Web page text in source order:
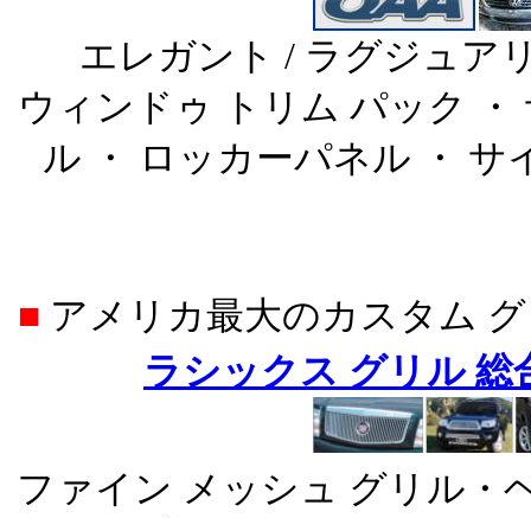
エレガント / ラグジュア
ウィンドゥ トリム パック
ル ・ ロッカーパネル ・ サ
■ アメリカ最大のカスタム
ラシックス グリル 総
ファイン メッシュ グリル・